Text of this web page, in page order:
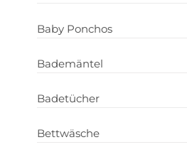
Baby Ponchos
Bademäntel
Badetücher
Bettwäsche